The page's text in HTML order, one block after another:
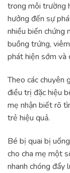
trong môi trường
hưởng đến sự
nhiều biến chứng
buồng trứng,
phát hiện sớm và
Theo các chuyên
điều trị đặc hiệu
mẹ nhận biết rõ
trẻ hiệu quả.
Bé bị quai bị
cho cha mẹ một
nhanh chóng đẩy